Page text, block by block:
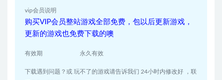
vip会员说明
购买VIP会员整站游戏全部免费，包以后更新游戏，
更新的游戏也免费下载的噢
有效期 永久有效
下载遇到问题？或 玩不了的游戏请告诉我们 24小时内修改好 ，联